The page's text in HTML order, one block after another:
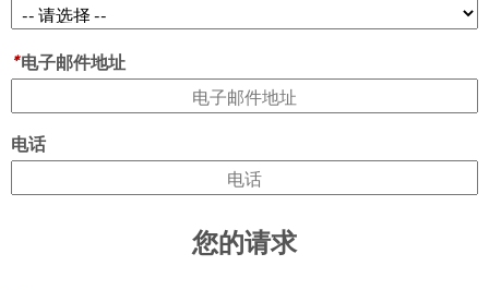
*电子邮件地址
电话
您的请求